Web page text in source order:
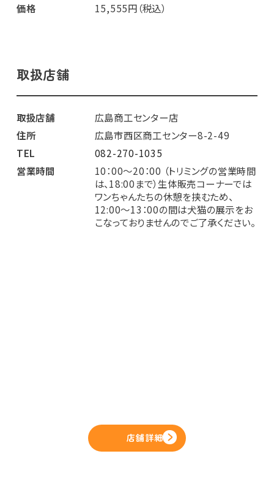
価格
15,555円（税込）
取扱店舗
取扱店舗
広島商工センター店
住所
広島市西区商工センター8-2-49
TEL
082-270-1035
営業時間
10：00～20：00 （トリミングの営業時間
は、18:00まで）生体販売コーナーでは
ワンちゃんたちの休憩を挟むため、
12:00〜13：00の間は犬猫の展示をお
こなっておりませんのでご了承ください。
店舗詳細